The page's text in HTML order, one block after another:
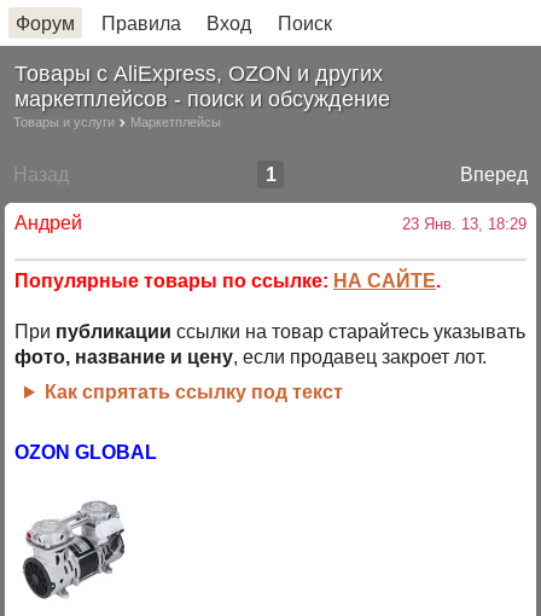
Форум Правила Вход Поиск
Товары с AliExpress, OZON и других
маркетплейсов - поиск и обсуждение
Товары и услуги Маркетплейсы
Назад Вперед
1
Андрей 23 Янв. 13, 18:29
Популярные товары по ссылке: НА САЙТЕ.
При публикации ссылки на товар старайтесь указывать
фото, название и цену, если продавец закроет лот.
Как спрятать ссылку под текст
OZON GLOBAL